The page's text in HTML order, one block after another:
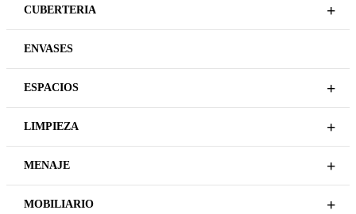
+
CUBERTERIA
ENVASES
+
ESPACIOS
+
LIMPIEZA
+
MENAJE
+
MOBILIARIO